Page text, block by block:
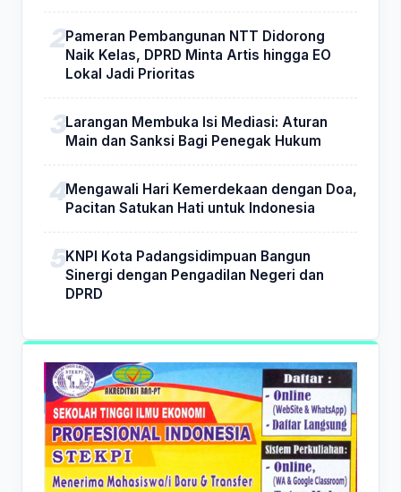
Pameran Pembangunan NTT Didorong
Naik Kelas, DPRD Minta Artis hingga EO
Lokal Jadi Prioritas
Larangan Membuka Isi Mediasi: Aturan
Main dan Sanksi Bagi Penegak Hukum
Mengawali Hari Kemerdekaan dengan Doa,
Pacitan Satukan Hati untuk Indonesia
KNPI Kota Padangsidimpuan Bangun
Sinergi dengan Pengadilan Negeri dan
DPRD